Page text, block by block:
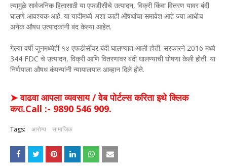
त्यामुळे सार्वजनिक हितासाठी या एफडीसीचे उत्पादन, विक्री किंवा वितरण यावर बंदी
घालणे आवश्यक आहे. या यादीमध्ये अशा काही औषधांचा समावेश आहे ज्या आधीच
अनेक औषध उत्पादकांनी बंद केल्या आहेत.
गेल्या वर्षी जूनमध्येही १४ एफडीसींवर बंदी घालण्यात आली होती. सरकारने 2016 मध्ये
344 FDC चे उत्पादन, विक्री आणि वितरणावर बंदी घालण्याची घोषणा केली होती. या
निर्णयाला औषध कंपन्यांनी न्यायालयात आव्हान दिले होते.
➤ वाढवा आपला व्यवसाय / वेब पोर्टल्स करिता इथे क्लिक
करा.Call :- 9890 546 909.
Tags: आरोग्य सामाजिक